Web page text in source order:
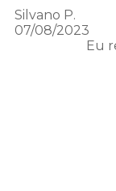
Silvano P.
07/08/2023
Eu